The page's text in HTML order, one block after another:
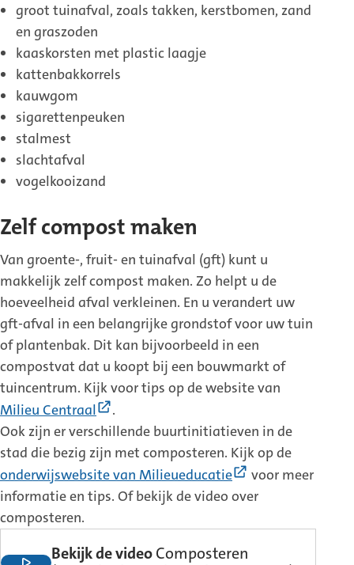
groot tuinafval, zoals takken, kerstbomen, zand
en graszoden
kaaskorsten met plastic laagje
kattenbakkorrels
kauwgom
sigarettenpeuken
stalmest
slachtafval
vogelkooizand
Zelf compost maken
Van groente-, fruit- en tuinafval (gft) kunt u
makkelijk zelf compost maken. Zo helpt u de
hoeveelheid afval verkleinen. En u verandert uw
gft-afval in een belangrijke grondstof voor uw tuin
of plantenbak. Dit kan bijvoorbeeld in een
compostvat dat u koopt bij een bouwmarkt of
tuincentrum. Kijk voor tips op de website van
Milieu Centraal
(Externe
link)
.
Ook zijn er verschillende buurtinitiatieven in de
stad die bezig zijn met composteren. Kijk op de
onderwijswebsite van Milieueducatie
(Externe
link)
voor meer
informatie en tips. Of bekijk de video over
composteren.
Bekijk de videoComposteren